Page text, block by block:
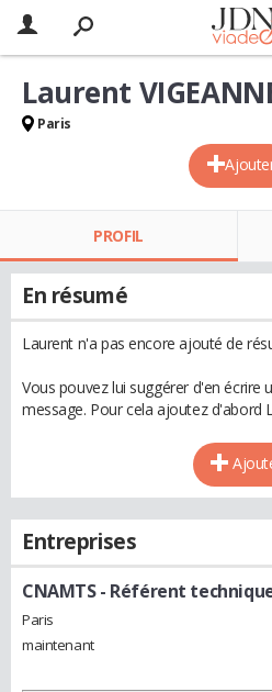
Laurent
Paris
PROFIL
En résumé
Laurent n'a pas encore ajouté de
Vous pouvez lui suggérer d'en écrire
message. Pour cela ajoutez d'abord
Entreprises
CNAMTS- Référent
Paris
maintenant